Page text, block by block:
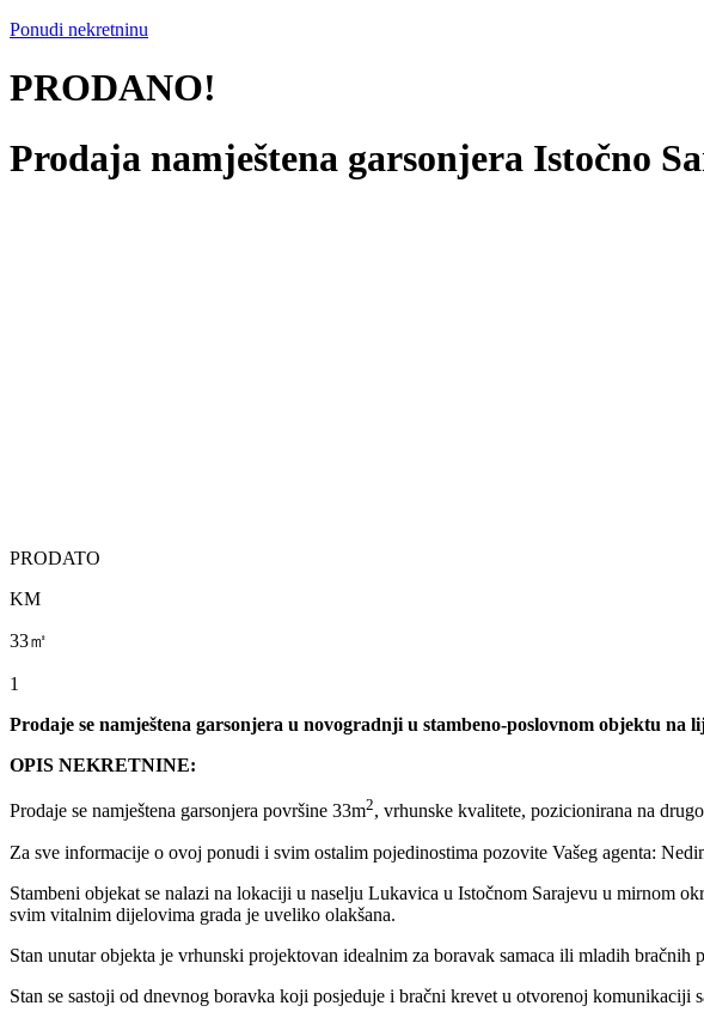
Ponudi nekretninu
PRODANO!
Prodaja namještena garsonjera Istočno
PRODATO
KM
33㎡
1
Prodaje se namještena garsonjera u novogradnji u stambeno-poslovnom objektu na
OPIS NEKRETNINE:
Prodaje se namještena garsonjera površine 33m2, vrhunske kvalitete, pozicionirana na
Za sve informacije o ovoj ponudi i svim ostalim pojedinostima pozovite Vašeg agenta:
Stambeni objekat se nalazi na lokaciji u naselju Lukavica u Istočnom Sarajevu u mirnom
svim vitalnim dijelovima grada je uveliko olakšana.
Stan unutar objekta je vrhunski projektovan idealnim za boravak samaca ili mladih
Stan se sastoji od dnevnog boravka koji posjeduje i bračni krevet u otvorenoj komunikaciji